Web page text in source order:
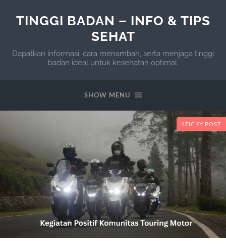
TINGGI BADAN – INFO & TIPS
SEHAT
Dapatkan informasi, cara menambah, serta menjaga tinggi
badan ideal untuk kesehatan optimal.
SHOW MENU
STICKY POST